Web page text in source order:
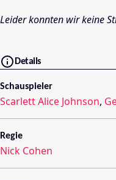
Leider konnten wir keine
Details
Schauspieler
Scarlett Alice Johnson,
Regie
Nick Cohen